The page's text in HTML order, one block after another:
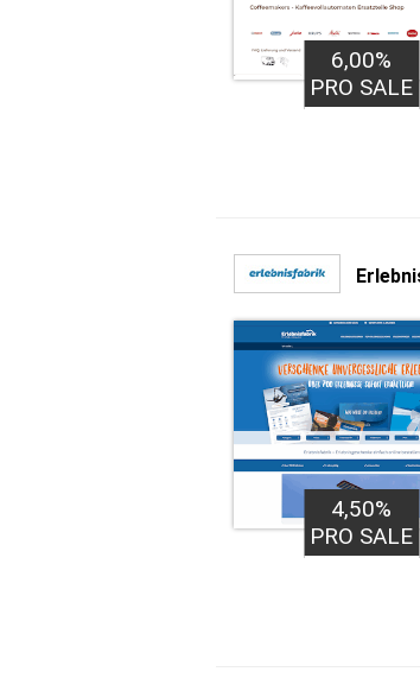
6,00%
PRO SALE
4,50%
PRO SALE